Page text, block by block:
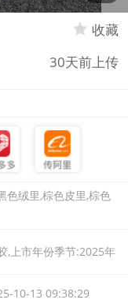
收藏
30天前上传
色绒里,棕色皮里,棕色
,上市年份季节:2025年
质:头层牛皮,靴筒面材
10-13 09:38:29